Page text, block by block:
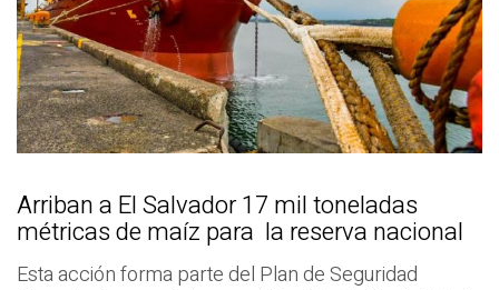
Arriban a El Salvador 17 mil toneladas
métricas de maíz para la reserva nacional
Esta acción forma parte del Plan de Seguridad